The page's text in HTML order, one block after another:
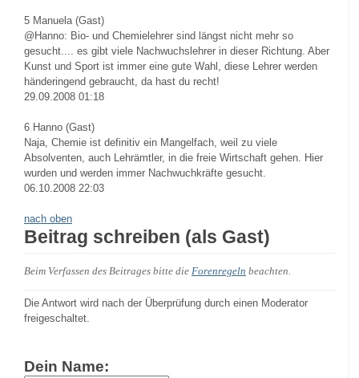
5 Manuela (Gast)
@Hanno: Bio- und Chemielehrer sind längst nicht mehr so
gesucht.... es gibt viele Nachwuchslehrer in dieser Richtung. Aber
Kunst und Sport ist immer eine gute Wahl, diese Lehrer werden
händeringend gebraucht, da hast du recht!
29.09.2008 01:18
6 Hanno (Gast)
Naja, Chemie ist definitiv ein Mangelfach, weil zu viele
Absolventen, auch Lehrämtler, in die freie Wirtschaft gehen. Hier
wurden und werden immer Nachwuchkräfte gesucht.
06.10.2008 22:03
nach oben
Beitrag schreiben (als Gast)
Beim Verfassen des Beitrages bitte die Forenregeln beachten.
Die Antwort wird nach der Überprüfung durch einen Moderator
freigeschaltet.
Dein Name: